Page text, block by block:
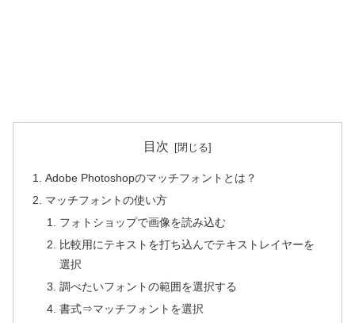
目次
Adobe Photoshopのマッチフォントとは？
マッチフォントの使い方
フォトショップで画像を読み込む
比較用にテキストを打ち込んでテキストレイヤーを
選択
調べたいフォントの範囲を選択する
書式⇒マッチフォントを選択